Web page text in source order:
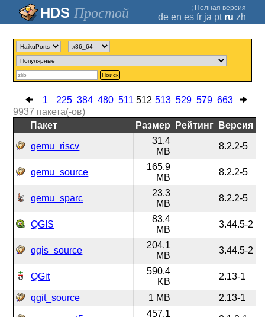
Простой ; Полная версия
de en es fr ja pt ru zh
Поиск
1 225 384 480 511 512 513 529 579 663
9937 пакета(-ов)
Пакет
Размер Рейтинг Версия
qemu_riscv
31.4
MB
8.2.2-5
qemu_source
165.9
MB
8.2.2-5
qemu_sparc
23.3
MB
8.2.2-5
QGIS
83.4
MB
3.44.5-2
qgis_source
204.1
MB
3.44.5-2
QGit
590.4
KB
2.13-1
qgit_source 1 MB 2.13-1
457.1